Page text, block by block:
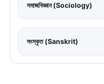
সমাজবিজ্ঞান (Sociology)
সংস্কৃত (Sanskrit)